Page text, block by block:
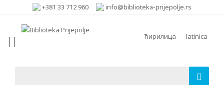
+381 33 712 960 info@biblioteka-prijepolje.rs
ћирилица latinica